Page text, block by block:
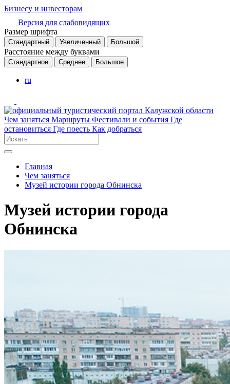
Бизнесу и инвесторам
Версия для слабовидящих
Размер шрифта
Стандартный Увеличенный Большой
Расстояние между буквами
Стандартное Среднее Большое
ru
Чем заняться Маршруты Фестивали и события Где
остановиться Где поесть Как добраться
Главная
Чем заняться
Музей истории города Обнинска
Музей истории города
Обнинска